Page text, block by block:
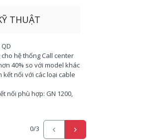
THUẬT
hệ thống Call center
40% so với model khác
kết nối với các loại cable
nối phù hợp: GN 1200,
0/3